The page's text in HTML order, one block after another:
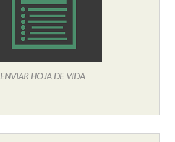
ENVIAR HOJA DE VIDA